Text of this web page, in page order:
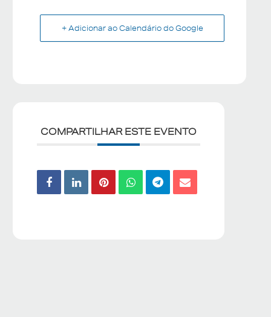
+ Adicionar ao Calendário do Google
COMPARTILHAR ESTE EVENTO